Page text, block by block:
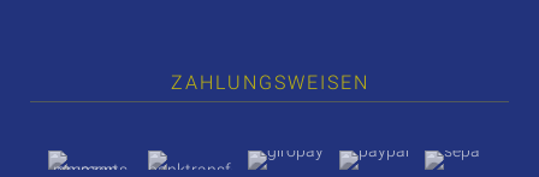
ZAHLUNGSWEISEN